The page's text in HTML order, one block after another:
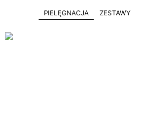
PIELĘGNACJA ZESTAWY